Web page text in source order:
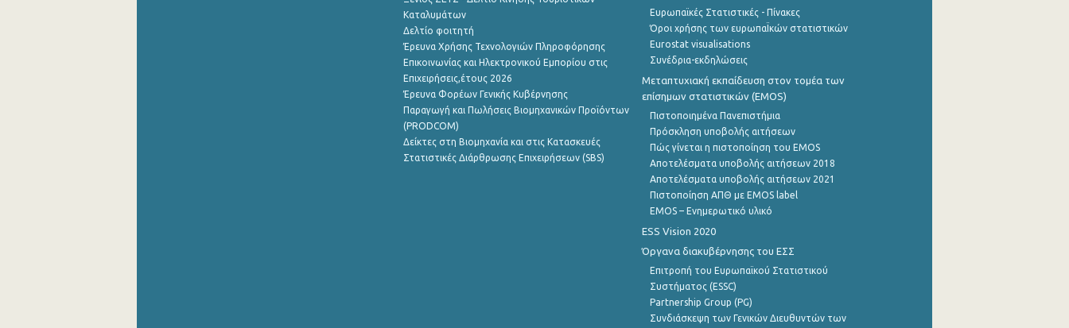
Καταλυμάτων
Δελτίο φοιτητή
Έρευνα Χρήσης Τεχνολογιών Πληροφόρησης
Επικοινωνίας και Ηλεκτρονικού Εμπορίου στις
Επιχειρήσεις,έτους 2026
Έρευνα Φορέων Γενικής Κυβέρνησης
Παραγωγή και Πωλήσεις Βιομηχανικών Προϊόντων
(PRODCOM)
Δείκτες στη Βιομηχανία και στις Κατασκευές
Στατιστικές Διάρθρωσης Επιχειρήσεων (SBS)
Ευρωπαϊκές Στατιστικές - Πίνακες
Όροι χρήσης των ευρωπαΪκών στατιστικών
Eurostat visualisations
Συνέδρια-εκδηλώσεις
Μεταπτυχιακή εκπαίδευση στον τομέα των
επίσημων στατιστικών (EMOS)
Πιστοποιημένα Πανεπιστήμια
Πρόσκληση υποβολής αιτήσεων
Πώς γίνεται η πιστοποίηση του EMOS
Αποτελέσματα υποβολής αιτήσεων 2018
Αποτελέσματα υποβολής αιτήσεων 2021
Πιστοποίηση ΑΠΘ με EMOS label
EMOS – Ενημερωτικό υλικό
ESS Vision 2020
Όργανα διακυβέρνησης του ΕΣΣ
Επιτροπή του Ευρωπαϊκού Στατιστικού
Συστήματος (ESSC)
Partnership Group (PG)
Συνδιάσκεψη των Γενικών Διευθυντών των